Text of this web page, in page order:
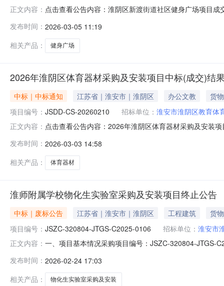
正文内容： 点击查看公告内容：淮阴区新渡街道社区健身广场项目成
发布时间： 2026-03-05 11:19
相关产品：
健身广场
2026年淮阴区体育器材采购及安装项目中标(成交)结
中标｜中标通知 江苏省｜淮安市｜淮阴区 办公文教
货物
项目编号： JSDD-CS-20260210 招标单位： 淮安市淮阴区教育体
正文内容： 点击查看公告内容：2026年淮阴区体育器材采购及安装
发布时间： 2026-03-03 14:58
相关产品：
体育器材
淮师附属学校物化生实验室采购及安装项目终止公告
中标｜废标公告 江苏省｜淮安市｜淮阴区 工程建筑
货物
项目编号： JSZC-320804-JTGS-C2025-0106 招标单位： 淮安市
正文内容： 一、项目基本情况采购项目编号：JSZC-320804-JTGS-
人：严先生联系电话：0517849314492.采购代理机构信
系电话
发布时间： 2026-02-24 17:03
相关产品：
物化生实验室采购及安装